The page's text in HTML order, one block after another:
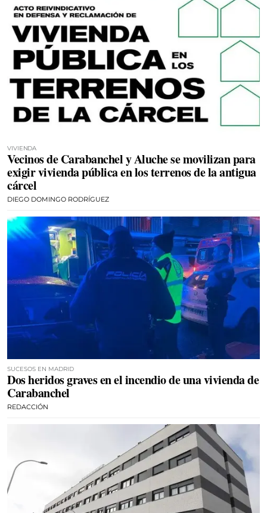
VIVIENDA
Vecinos de Carabanchel y Aluche se movilizan para
exigir vivienda pública en los terrenos de la antigua
cárcel
DIEGO DOMINGO RODRÍGUEZ
SUCESOS EN MADRID
Dos heridos graves en el incendio de una vivienda de
Carabanchel
REDACCIÓN